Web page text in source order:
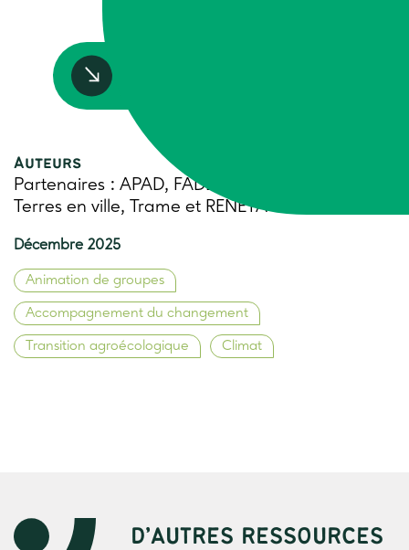
Auteurs
Partenaires : APAD, FADEAR, Terre de liens,
Terres en ville, Trame et RENETA
Décembre 2025
Animation de groupes
Accompagnement du changement
Transition agroécologique Climat
D’AUTRES RESSOURCES